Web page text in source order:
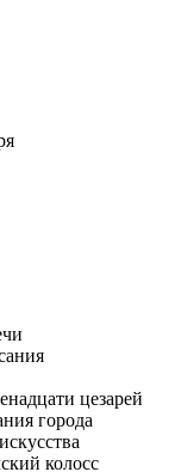
цезарей
города
колосс